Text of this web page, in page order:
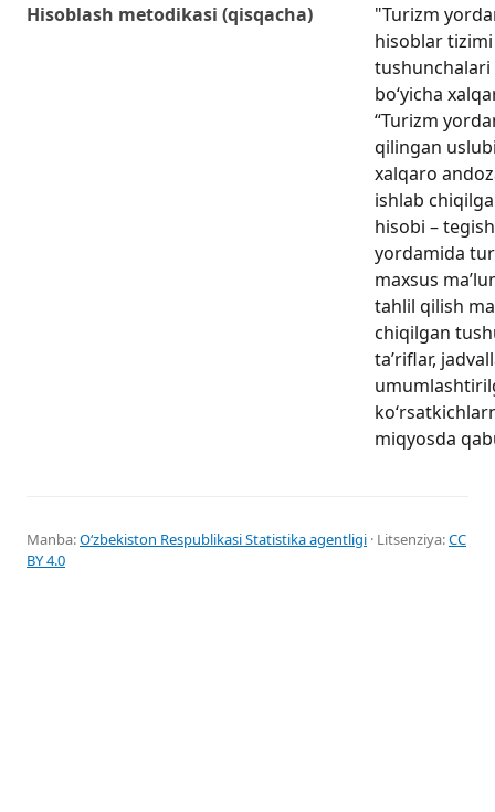
Hisoblash metodikasi (qisqacha)
"Turizm
hisoblar tizimi
tushunchalari
bo‘yicha
“Turizm
qilingan
xalqaro
ishlab
hisobi –
yordamida
maxsus
tahlil qilish
chiqilgan
ta’riflar,
miqyosda
Manba:Oʻzbekiston Respublikasi Statistika agentligi · Litsenziya:CC
BY 4.0